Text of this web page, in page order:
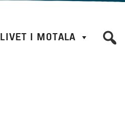
LIVET I MOTALA